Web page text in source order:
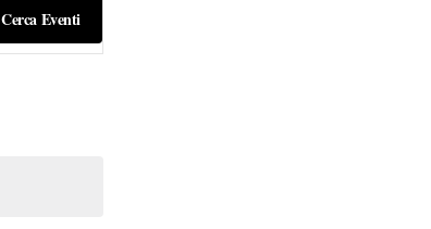
Cerca Eventi